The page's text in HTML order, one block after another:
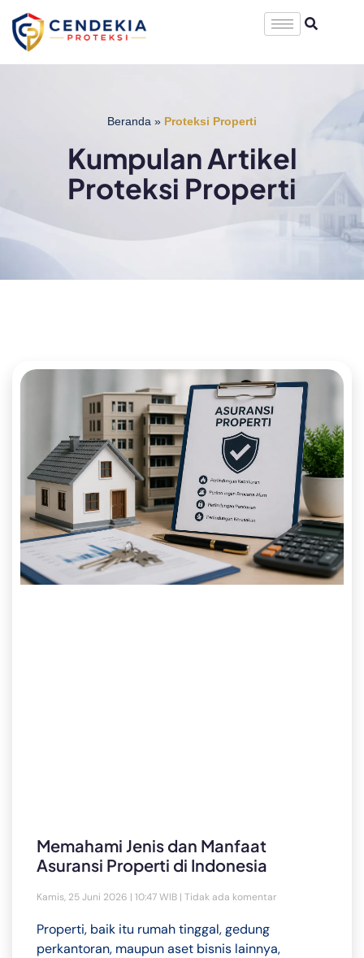
Beranda » Proteksi Properti
Kumpulan Artikel
Proteksi Properti
Memahami Jenis dan Manfaat
Asuransi Properti di Indonesia
Kamis, 25 Juni 2026 | 10:47 WIB Tidak ada komentar
Properti, baik itu rumah tinggal, gedung
perkantoran, maupun aset bisnis lainnya,